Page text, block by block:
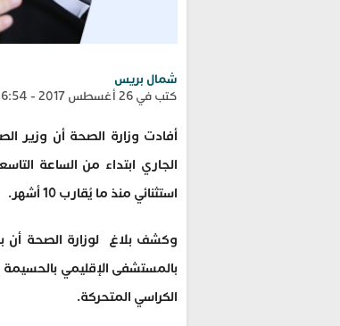
شمال بريس
كتب في 26 أغسطس 2017 - 6:54 م
الجاري ابتداء من الساعة
استثنائي منذ ما يُقارب 10 أشهر.
وكشف بلاغ لوزارة الصحة أن
بالمستشفى الإقليمي
الكراسي المتحركة.